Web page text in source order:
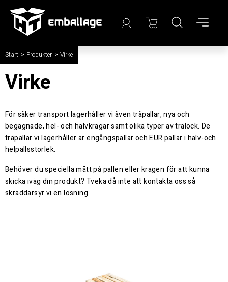
Start / Produkter / Virke
Virke
För säker transport lagerhåller vi även träpallar, nya och
begagnade, hel- och halvkragar samt olika typer av trälock. De
träpallar vi lagerhåller är engångspallar och EUR pallar i halv-och
helpallsstorlek.
Behöver du speciella mått på pallen eller kragen för att kunna
skicka iväg din produkt? Tveka då inte att kontakta oss så
skräddarsyr vi en lösning